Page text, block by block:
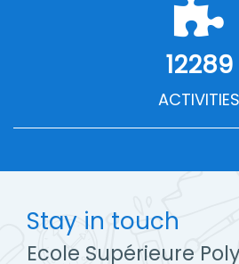
12289
ACTIVITIES
Stay in touch
Ecole Supérieure